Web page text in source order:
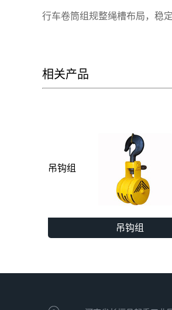
行车卷筒组规整绳槽布局，稳
相关产品
吊钩组
吊钩组